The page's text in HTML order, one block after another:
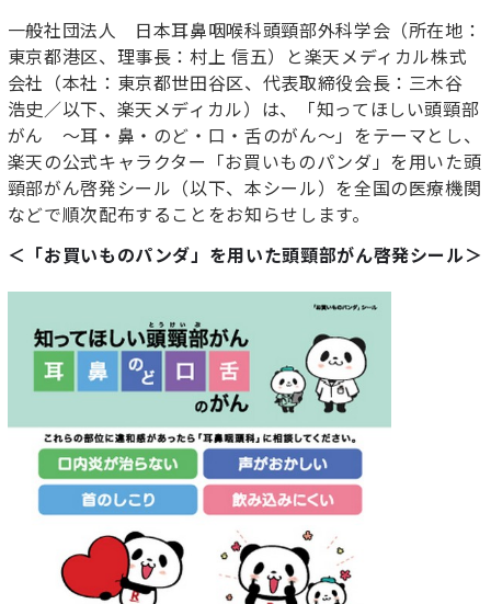
一般社団法人 日本耳鼻咽喉科頭頸部外科学会（所在地：
東京都港区、理事長：村上 信五）と楽天メディカル株式
会社（本社：東京都世田谷区、代表取締役会長：三木谷
浩史／以下、楽天メディカル）は、「知ってほしい頭頸部
がん ～耳・鼻・のど・口・舌のがん～」をテーマとし、
楽天の公式キャラクター「お買いものパンダ」を用いた頭
頸部がん啓発シール（以下、本シール）を全国の医療機関
などで順次配布することをお知らせします。
＜「お買いものパンダ」を用いた頭頸部がん啓発シール＞